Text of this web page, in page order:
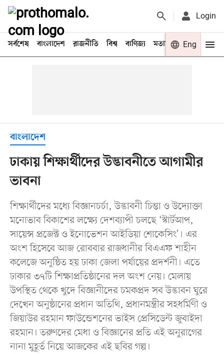
Login
সর্বশেষ বাংলাদেশ রাজনীতি বিশ্ব বাণিজ্য মতামত খেলা
Eng
বাংলাদেশ
ঢাকায় শিক্ষার্থীদের উদ্ভাবনীতে আগামীর
ভাবনা
শিক্ষার্থীদের মধ্যে বিজ্ঞানচর্চা, উদ্ভাবনী চিন্তা ও উদ্যোক্তা
মনোভাব বিকাশের লক্ষ্যে দেশব্যাপী চলছে ‘স্টার্টআপ,
সায়েন্স প্রজেক্ট ও ইনোভেশন আইডিয়া শোকেসিং’। এর
অংশ হিসেবে আজ রোববার রাজধানীর বিএএফ শাহীন
কলেজে অনুষ্ঠিত হয় ঢাকা জেলা পর্যায়ের প্রদর্শনী। এতে
ঢাকার ৩৭টি শিক্ষাপ্রতিষ্ঠানের দল অংশ নেয়। মেলায়
উপস্থিত থেকে খুদে বিজ্ঞানীদের চমকপ্রদ সব উদ্ভাবন ঘুরে
দেখেন অনুষ্ঠানের প্রধান অতিথি, প্রধানমন্ত্রীর সহধর্মিণী ও
জিয়াউর রহমান ফাউন্ডেশনের ভাইস প্রেসিডেন্ট জুবাইদা
রহমান। তরুণদের মেধা ও বিজ্ঞানের প্রতি এই অনুরাগের
নানা মুহূর্ত নিয়ে আজকের এই ছবির গল্প।